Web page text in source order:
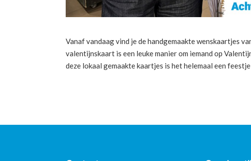
Vanaf vandaag vind je de handgemaakte wenskaartjes
valentijnskaart is een leuke manier om iemand op
deze lokaal gemaakte kaartjes is het helemaal een